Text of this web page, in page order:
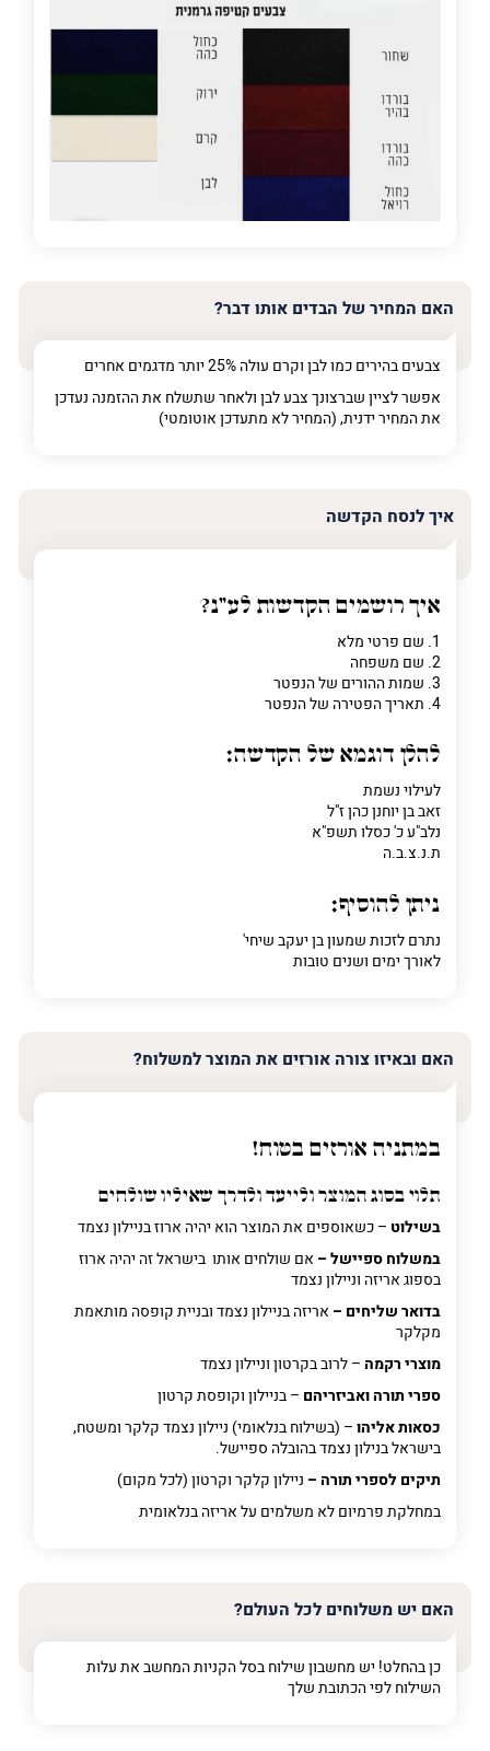
פרט על מה מדובר
האם המחיר של הבדים אותו דבר?
צבעים בהירים כמו לבן וקרם עולה 25% יותר מדגמים אחרים
אפשר לציין שברצונך צבע לבן ולאחר שתשלח את ההזמנה נעדכן
את המחיר ידנית, (המחיר לא מתעדכן אוטומטי)
איך לנסח הקדשה
איך רושמים הקדשות לע"נ?
1. שם פרטי מלא
2. שם משפחה
3. שמות ההורים של הנפטר
4. תאריך הפטירה של הנפטר
להלן דוגמא של הקדשה:
לעילוי נשמת
זאב בן יוחנן כהן ז"ל
נלב"ע כ' כסלו תשפ"א
ת.נ.צ.ב.ה
ניתן להוסיף:
נתרם לזכות שמעון בן יעקב שיחי'
לאורך ימים ושנים טובות
האם ובאיזו צורה אורזים את המוצר למשלוח?
במתניה אורזים בטוח!
תלוי בסוג המוצר ולייעד ולדרך שאיליו שולחים
בשילוט – כשאוספים את המוצר הוא יהיה ארוז בניילון נצמד
במשלוח ספיישל – אם שולחים אותו בישראל זה יהיה ארוז
בספוג אריזה וניילון נצמד
בדואר שליחים – אריזה בניילון נצמד ובניית קופסה מותאמת
מקלקר
מוצרי רקמה – לרוב בקרטון וניילון נצמד
ספרי תורה ואביזריהם – בניילון וקופסת קרטון
כסאות אליהו– (בשילוח בנלאומי) ניילון נצמד קלקר ומשטח,
בישראל בנילון נצמד בהובלה ספיישל.
תיקים לספרי תורה – ניילון קלקר וקרטון (לכל מקום)
במחלקת פרמיוםלא משלמים על אריזה בנלאומית
האם יש משלוחים לכל העולם?
כן בהחלט! יש מחשבון שילוח בסל הקניות המחשב את עלות
השילוח לפי הכתובת שלך